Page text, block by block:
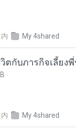
内 My 4shared
ตกับภารกิจเลี้ยง
内 My 4shared